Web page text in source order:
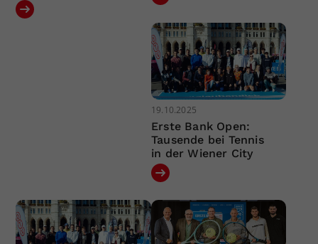
19.10.2025
Erste Bank Open:
Tausende bei Tennis
in der Wiener City